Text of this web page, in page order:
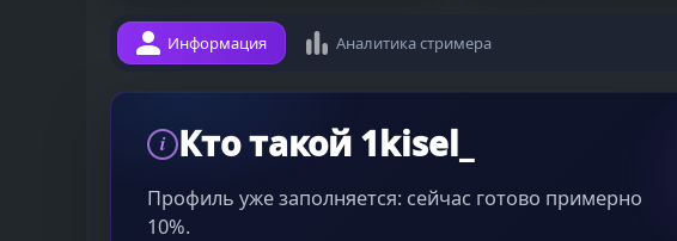
Информация Аналитика стримера
i Кто такой 1kisel_
Профиль уже заполняется: сейчас готово примерно
10%.